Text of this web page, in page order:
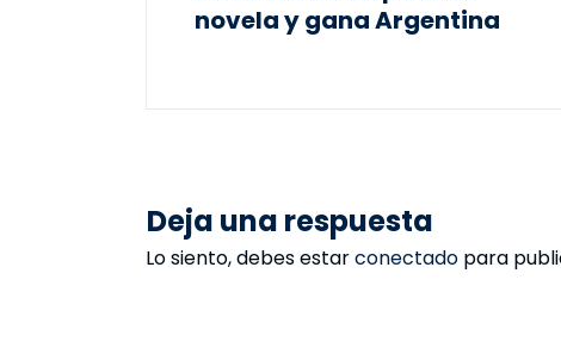
novela y gana Argentina
Deja una respuesta
Lo siento, debes estarconectado para